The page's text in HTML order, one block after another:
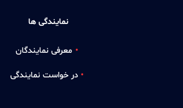
نمایندگی ها
معرفی نمایندگان
در خواست نمایندگی